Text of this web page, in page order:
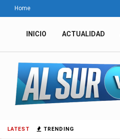
LATEST TRENDING
Home
INICIO ACTUALIDAD